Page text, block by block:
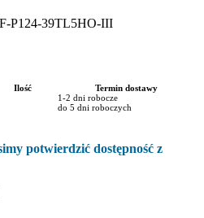
P124-39TL5HO-III
Ilość
Termin dostawy
1-2 dni robocze
do 5 dni roboczych
potwierdzić dostępność z